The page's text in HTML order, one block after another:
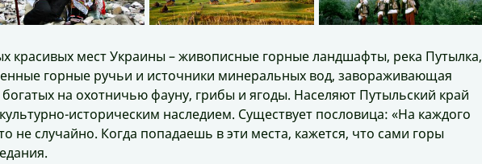
красивых мест Украины – живописные горные ландшафты, река Путылка,
горные ручьи и источники минеральных вод, завораживающая
богатых на охотничью фауну, грибы и ягоды. Населяют Путыльский край
историческим наследием. Существует пословица: «На каждого
не случайно. Когда попадаешь в эти места, кажется, что сами горы